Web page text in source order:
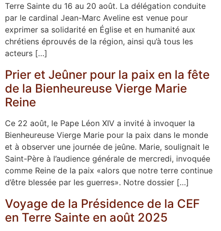
Terre Sainte du 16 au 20 août. La délégation conduite
par le cardinal Jean-Marc Aveline est venue pour
exprimer sa solidarité en Église et en humanité aux
chrétiens éprouvés de la région, ainsi qu’à tous les
acteurs […]
Prier et Jeûner pour la paix en la fête
de la Bienheureuse Vierge Marie
Reine
Ce 22 août, le Pape Léon XIV a invité à invoquer la
Bienheureuse Vierge Marie pour la paix dans le monde
et à observer une journée de jeûne. Marie, soulignait le
Saint-Père à l’audience générale de mercredi, invoquée
comme Reine de la paix «alors que notre terre continue
d’être blessée par les guerres». Notre dossier […]
Voyage de la Présidence de la CEF
en Terre Sainte en août 2025